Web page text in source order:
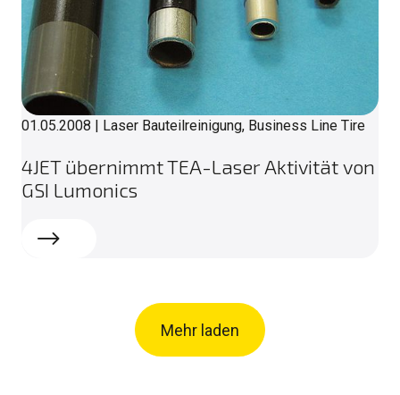
01.05.2008 Laser Bauteilreinigung, Business Line Tire
4JET übernimmt TEA-Laser Aktivität von
GSI Lumonics
Weiterlesen
Mehr laden